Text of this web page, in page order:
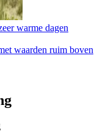
warme dagen
waarden ruim boven